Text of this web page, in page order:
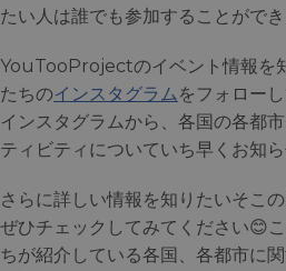
たい人は誰でも参加することができ
YouTooProjectのイベント情報を
たちのインスタグラムをフォロー
インスタグラムから、各国の各都
ティビティについていち早くお知ら
さらに詳しい情報を知りたいそこ
ぜひチェックしてみてください😊
ちが紹介している各国、各都市に